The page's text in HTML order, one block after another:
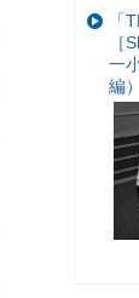
「
［
一
編